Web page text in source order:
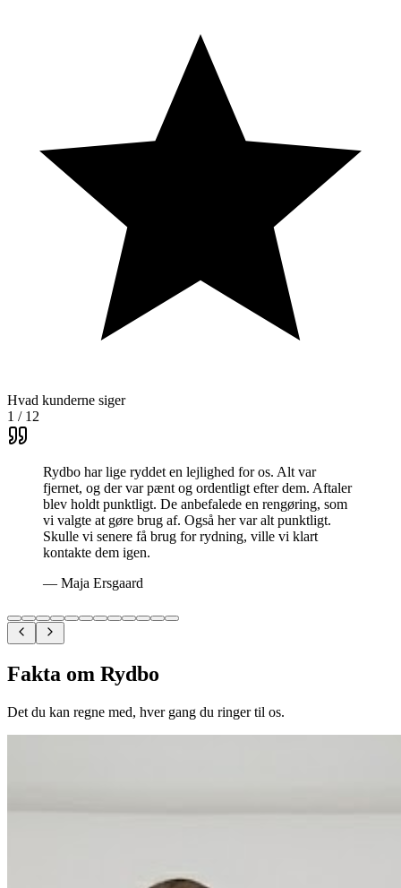
Hvad kunderne siger
1 / 12
Rydbo har lige ryddet en lejlighed for os. Alt var
fjernet, og der var pænt og ordentligt efter dem. Aftaler
blev holdt punktligt. De anbefalede en rengøring, som
vi valgte at gøre brug af. Også her var alt punktligt.
Skulle vi senere få brug for rydning, ville vi klart
kontakte dem igen.
— Maja Ersgaard
Fakta om Rydbo
Det du kan regne med, hver gang du ringer til os.